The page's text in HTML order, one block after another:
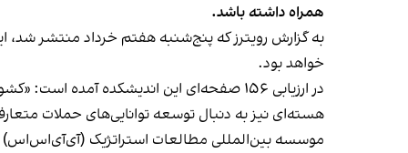
همراه داشته باشد.
به گزارش رویترز که پنج‌شنبه هفتم خرداد منتشر شد،
خواهد بود.
در ارزیابی ۱۵۶ صفحه‌ای این اندیشکده
هسته‌ای نیز به دنبال توسعه توانایی‌های حملات
موسسه بین‌المللی مطالعات استراتژیک (آی‌آی‌اس‌اس)